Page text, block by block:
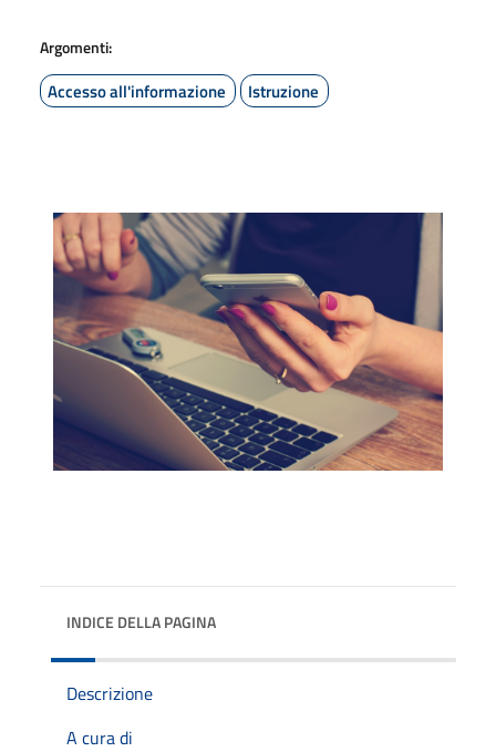
Argomenti:
Accesso all'informazione Istruzione
INDICE DELLA PAGINA
Descrizione
A cura di